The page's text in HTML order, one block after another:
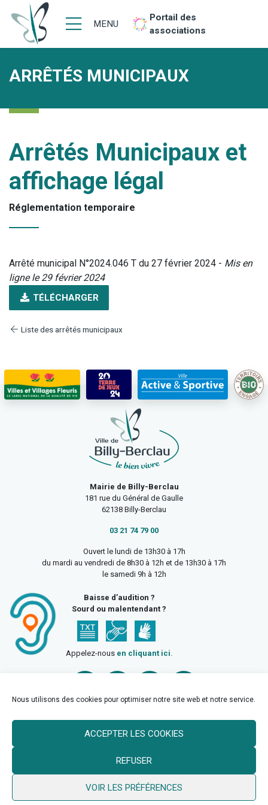
Nous utilisons des cookies pour optimiser notre site web et notre service.
ACCEPTER LES COOKIES
REFUSER
VOIR LES PRÉFÉRENCES
MENU
Portail des
associations
ARRÊTÉS MUNICIPAUX
Arrêtés Municipaux et
affichage légal
Réglementation temporaire
Arrêté municipal N°2024.046 T du 27 février 2024 - Mis en
ligne le 29 février 2024
TÉLÉCHARGER
Liste des arrêtés municipaux
Mairie de Billy-Berclau
181 rue du Général de Gaulle
62138 Billy-Berclau
03 21 74 79 00
Ouvert le lundi de 13h30 à 17h
du mardi au vendredi de 8h30 à 12h et de 13h30 à 17h
le samedi 9h à 12h
Baisse d’audition ?
Sourd ou malentendant ?
Appelez-nous en cliquant ici.
© 2026 Ville de Billy Berclau —neoweb.fr